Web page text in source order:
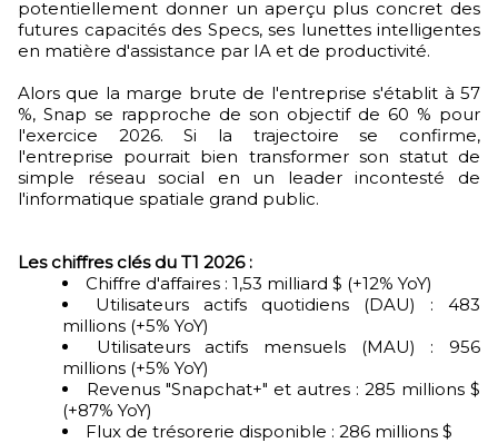
potentiellement donner un aperçu plus concret des
futures capacités des Specs, ses lunettes intelligentes
en matière d'assistance par IA et de productivité.
Alors que la marge brute de l'entreprise s'établit à 57
%, Snap se rapproche de son objectif de 60 % pour
l'exercice 2026. Si la trajectoire se confirme,
l'entreprise pourrait bien transformer son statut de
simple réseau social en un leader incontesté de
l'informatique spatiale grand public.
Les chiffres clés du T1 2026 :
Chiffre d'affaires : 1,53 milliard $ (+12% YoY)
Utilisateurs actifs quotidiens (DAU) : 483
millions (+5% YoY)
Utilisateurs actifs mensuels (MAU) : 956
millions (+5% YoY)
Revenus "Snapchat+" et autres : 285 millions $
(+87% YoY)
Flux de trésorerie disponible : 286 millions $